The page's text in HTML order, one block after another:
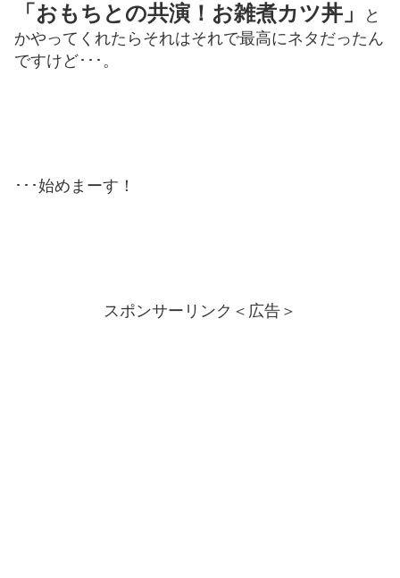
「おもちとの共演！お雑煮カツ丼」
と
かやってくれたらそれはそれで最高にネタだったん
ですけど･･･。
･･･始めまーす！
スポンサーリンク＜広告＞